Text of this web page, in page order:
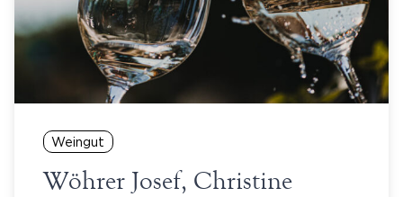
Weingut
Wöhrer Josef, Christine